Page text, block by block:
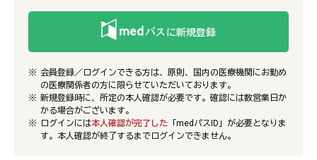
に新規登録
会員登録／ログインできる方は、原則、国内の医療機関にお勤め
の医療関係者の方に限らせていただいております。
新規登録時に、所定の本人確認が必要です。確認には数営業日か
かる場合がございます。
ログインには本人確認が完了した 「medパスID」が必要となりま
す。本人確認が終了するまでログインできません。